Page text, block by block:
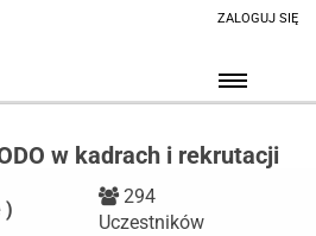
ZALOGUJ SIĘ
w kadrach i rekrutacji
)
294
Uczestników